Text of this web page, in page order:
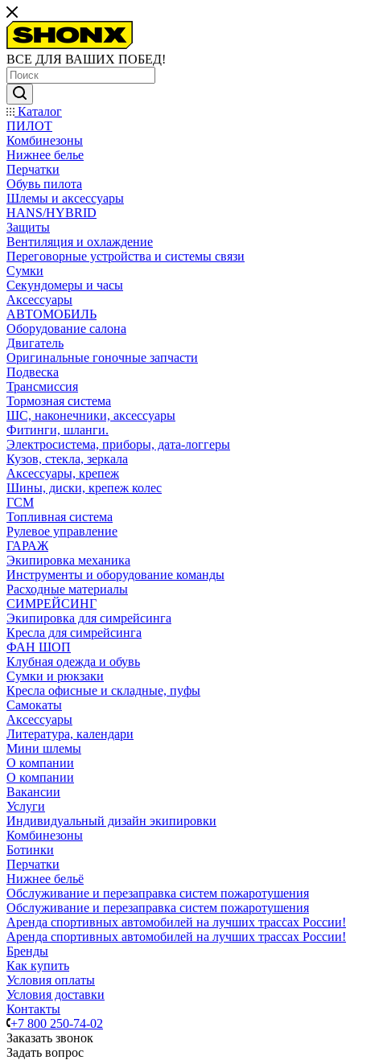
ВСЕ ДЛЯ ВАШИХ ПОБЕД!
Каталог
ПИЛОТ
Комбинезоны
Нижнее белье
Перчатки
Обувь пилота
Шлемы и аксессуары
HANS/HYBRID
Защиты
Вентиляция и охлаждение
Переговорные устройства и системы связи
Сумки
Секундомеры и часы
Аксессуары
АВТОМОБИЛЬ
Оборудование салона
Двигатель
Оригинальные гоночные запчасти
Подвеска
Трансмиссия
Тормозная система
ШС, наконечники, аксессуары
Фитинги, шланги.
Электросистема, приборы, дата-логгеры
Кузов, стекла, зеркала
Аксессуары, крепеж
Шины, диски, крепеж колес
ГСМ
Топливная система
Рулевое управление
ГАРАЖ
Экипировка механика
Инструменты и оборудование команды
Расходные материалы
СИМРЕЙСИНГ
Экипировка для симрейсинга
Кресла для симрейсинга
ФАН ШОП
Клубная одежда и обувь
Сумки и рюкзаки
Кресла офисные и складные, пуфы
Самокаты
Аксессуары
Литература, календари
Мини шлемы
О компании
О компании
Вакансии
Услуги
Индивидуальный дизайн экипировки
Комбинезоны
Ботинки
Перчатки
Нижнее бельё
Обслуживание и перезаправка систем пожаротушения
Обслуживание и перезаправка систем пожаротушения
Аренда спортивных автомобилей на лучших трассах России!
Аренда спортивных автомобилей на лучших трассах России!
Бренды
Как купить
Условия оплаты
Условия доставки
Контакты
+7 800 250-74-02
Заказать звонок
Задать вопрос